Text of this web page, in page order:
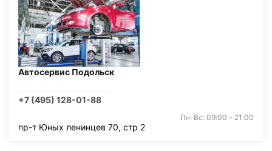
Автосервис Подольск
+7 (495) 128-01-88
Пн-Вс: 09:00 - 21:00
пр-т Юных ленинцев 70, стр 2